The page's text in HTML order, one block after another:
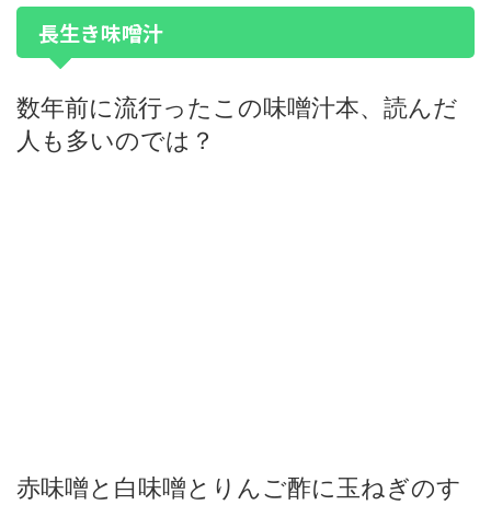
長生き味噌汁
数年前に流行ったこの味噌汁本、読んだ
人も多いのでは？
赤味噌と白味噌とりんご酢に玉ねぎのす